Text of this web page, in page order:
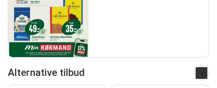
Alternative tilbud